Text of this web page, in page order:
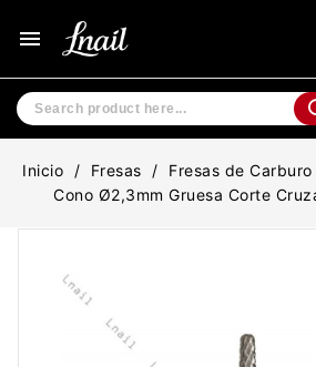
menu
Inicio Fresas Fresas de Carburo
Cono Ø2,3mm Gruesa Corte